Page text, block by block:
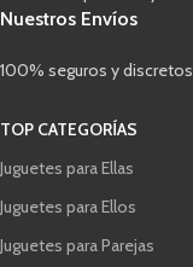
Nuestros Envíos
100% seguros y discretos
TOP CATEGORÍAS
Juguetes para Ellas
Juguetes para Ellos
Juguetes para Parejas